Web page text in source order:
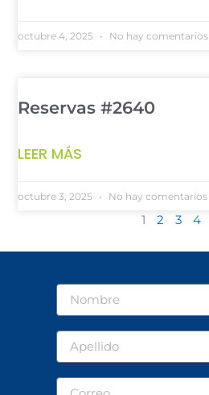
octubre 4, 2025 No hay comentarios
Reservas #2640
LEER MÁS
octubre 3, 2025 No hay comentarios
1 2 3 4
Nombre
Apellido
Correo